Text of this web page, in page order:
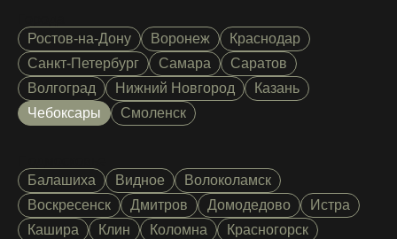
Ростов-на-Дону
Воронеж
Краснодар
Санкт-Петербург
Самара
Саратов
Волгоград
Нижний Новгород
Казань
Чебоксары
Смоленск
Балашиха
Видное
Волоколамск
Воскресенск
Дмитров Домодедово
Истра
Кашира
Клин Коломна
Красногорск